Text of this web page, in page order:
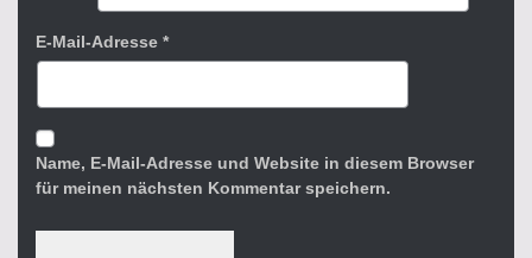
E-Mail-Adresse *
Name, E-Mail-Adresse und Website in diesem Browser
für meinen nächsten Kommentar speichern.